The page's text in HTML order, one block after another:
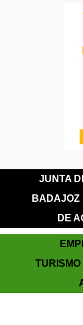
JUNTA
BADAJOZ
DE
TURISMO